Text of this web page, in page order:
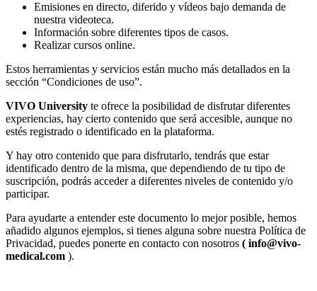
Emisiones en directo, diferido y vídeos bajo demanda de
nuestra videoteca.
Información sobre diferentes tipos de casos.
Realizar cursos online.
Estos herramientas y servicios están mucho más detallados en la
sección “Condiciones de uso”.
VIVO University te ofrece la posibilidad de disfrutar diferentes
experiencias, hay cierto contenido que será accesible, aunque no
estés registrado o identificado en la plataforma.
Y hay otro contenido que para disfrutarlo, tendrás que estar
identificado dentro de la misma, que dependiendo de tu tipo de
suscripción, podrás acceder a diferentes niveles de contenido y/o
participar.
Para ayudarte a entender este documento lo mejor posible, hemos
añadido algunos ejemplos, si tienes alguna sobre nuestra Política de
Privacidad, puedes ponerte en contacto con nosotros ( info@vivo-
medical.com ).